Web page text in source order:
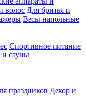
волос Для бритья и
Весы напольные
Спортивное питание
и сауны
праздников Декор и